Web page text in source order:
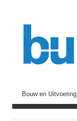
Bouw en Uitvoering